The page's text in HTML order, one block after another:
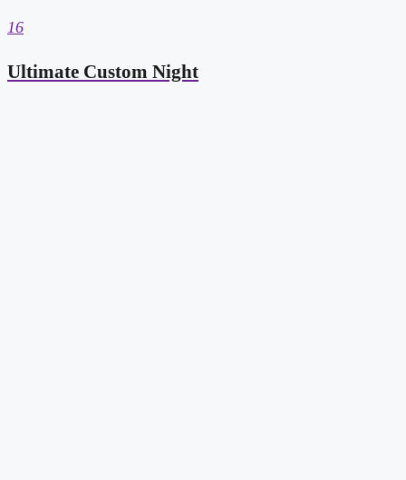
16
Ultimate Custom Night